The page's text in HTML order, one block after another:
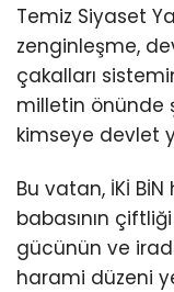
Temiz Siyaset
zenginleşme,
çakalları
milletin önünde
kimseye devlet
Bu vatan, İKİ BİN
babasının
gücünün ve
harami düzeni